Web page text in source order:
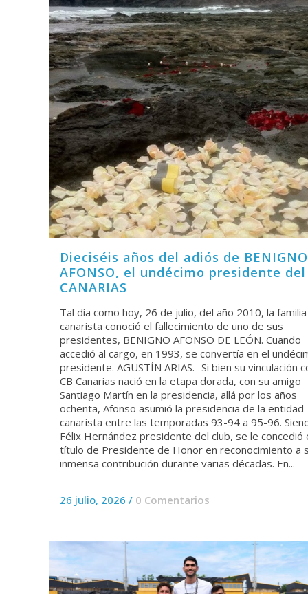
Dieciséis años del adiós de BENIGNO
AFONSO, el undécimo presidente del
CANARIAS
Tal día como hoy, 26 de julio, del año 2010, la familia
canarista conoció el fallecimiento de uno de sus
presidentes, BENIGNO AFONSO DE LEÓN. Cuando
accedió al cargo, en 1993, se convertía en el
presidente. AGUSTÍN ARIAS.- Si bien su vinculación
CB Canarias nació en la etapa dorada, con su amigo
Santiago Martín en la presidencia, allá por los años
ochenta, Afonso asumió la presidencia de la entidad
canarista entre las temporadas 93-94 a 95-96.
Félix Hernández presidente del club, se le concedió
título de Presidente de Honor en reconocimiento a
inmensa contribución durante varias décadas. En...
26 julio, 2026 / 0 Comentarios